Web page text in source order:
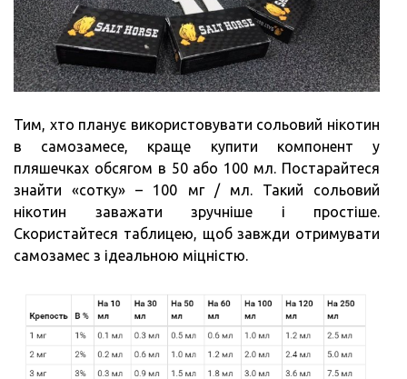
Тим, хто планує використовувати сольовий нікотин
в самозамесе, краще купити компонент у
пляшечках обсягом в 50 або 100 мл. Постарайтеся
знайти «сотку» – 100 мг / мл. Такий сольовий
нікотин заважати зручніше і простіше.
Скористайтеся таблицею, щоб завжди отримувати
самозамес з ідеальною міцністю.